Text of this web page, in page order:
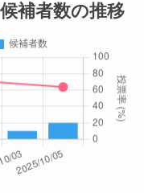
補者数の推移